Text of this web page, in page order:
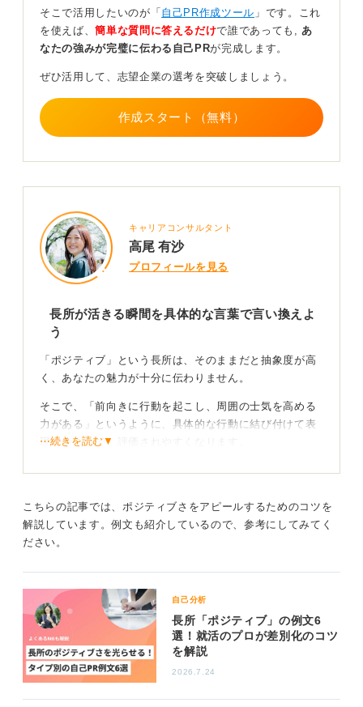
二点目は、大学のグループワークで意見がまとまらない
状況を良い方向に導けた話です。こちらの経験からは、
・多様な意見を受容し統合する力
・チームの意見を建設的にまとめる力：合意形成
・ファシリテーション能力：参加者の意見を引き出し、
当ててアピールすると良いでしょう。
0
そこで活用したいのが「 自己PR作成ツール 」です。これ
を使えば、簡単な質問に答えるだけで誰であっても, あ
なたの強みが完璧に伝わる自己PRが完成します。
ぜひ活用して、志望企業の選考を突破しましょう。
作成スタート（無料）
キャリアコンサルタント
高尾 有沙
プロフィールを見る
長所が活きる瞬間を具体的な言葉で言い換えよ
う
「ポジティブ」という長所は、そのままだと抽象度が高
く、あなたの魅力が十分に伝わりません。
そこで、「前向きに行動を起こし、周囲の士気を高める
力がある」というように、具体的な行動に結び付けて表
現することで、評価されやすくなります。
「チームの雰囲気を明るくするムードメーカー的存在で
ある」といった言葉に言い換えることが可能です。
そのうえで、たとえば「アルバイト先のクレーム対応時
に、冷静さを保ちながら次善策を即座に提案し、逆に顧
客の満足度アンケートの評価を、平均76%から92%へと
押し上げた」といった、数字を含む具体的な経験を語る
⋯続きを読む▼
こちらの記事では、ポジティブさをアピールするためのコツを
解説しています。例文も紹介しているので、参考にしてみてく
ださい。
自己分析
長所「ポジティブ」の例文6
選！就活のプロが差別化のコツ
を解説
2026.7.24